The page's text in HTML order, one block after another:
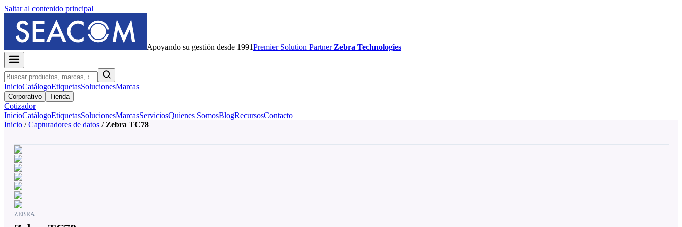
Saltar al contenido principal
Apoyando su gestión desde 1991PremierSolution Partner Zebra Technologies
InicioCatálogoEtiquetasSolucionesMarcas
Corporativo Tienda
Cotizador
InicioCatálogoEtiquetasSolucionesMarcasServiciosQuienes SomosBlogRecursosContacto
Inicio / Capturadores de datos / Zebra TC78
ZEBRA